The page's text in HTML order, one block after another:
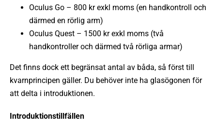
Oculus Go – 800 kr exkl moms (en handkontroll och
därmed en rörlig arm)
Oculus Quest – 1500 kr exkl moms (två
handkontroller och därmed två rörliga armar)
Det finns dock ett begränsat antal av båda, så först till
kvarnprincipen gäller. Du behöver inte ha glasögonen för
att delta i introduktionen.
Introduktionstillfällen